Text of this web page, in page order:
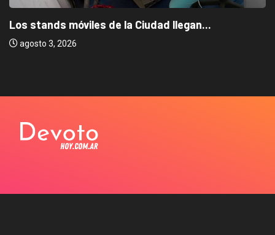
Los stands móviles de la Ciudad llegan...
agosto 3, 2026